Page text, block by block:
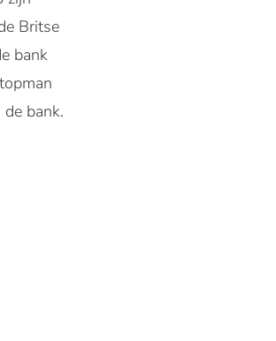
Britse
bank
bank.